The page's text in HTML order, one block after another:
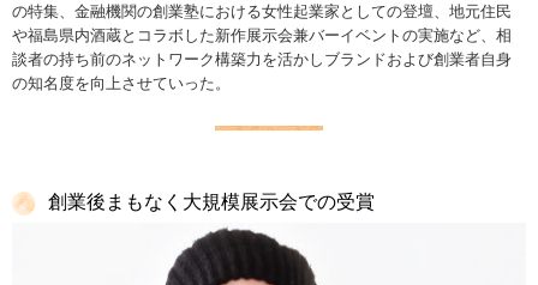
の特集、金融機関の創業塾における女性起業家としての登壇、地元住民
や福島県内酒蔵とコラボした新作展示会兼バーイベントの実施など、相
談者の持ち前のネットワーク構築力を活かしブランドおよび創業者自身
の知名度を向上させていった。
創業後まもなく大規模展示会での受賞